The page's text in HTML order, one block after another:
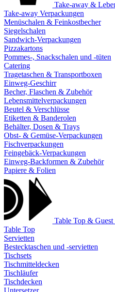
Take-away &
Take-away Verpackungen
Menüschalen & Feinkostbecher
Siegelschalen
Sandwich-Verpackungen
Pizzakartons
Pommes-, Snackschalen und -tüten
Catering
Tragetaschen & Transportboxen
Einweg-Geschirr
Becher, Flaschen & Zubehör
Lebensmittelverpackungen
Beutel & Verschlüsse
Etiketten & Banderolen
Behälter, Dosen & Trays
Obst- & Gemüse-Verpackungen
Fischverpackungen
Feingebäck-Verpackungen
Einweg-Backformen & Zubehör
Papiere & Folien
Table Top &
Table Top
Servietten
Bestecktaschen und -servietten
Tischsets
Tischmitteldecken
Tischläufer
Tischdecken